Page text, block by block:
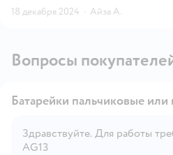
18 декабря 2024 · Айза А.
Вопросы
Батарейки пальчиковые
Здравствуйте. Для работы требуются 2 батарейки
AG13